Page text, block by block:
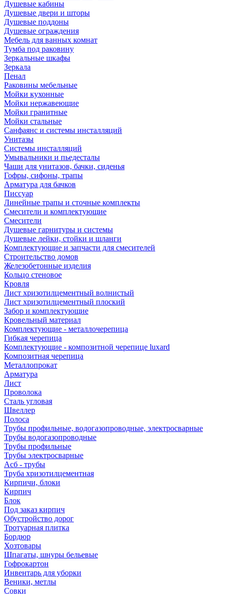
Душевые кабины
Душевые двери и шторы
Душевые поддоны
Душевые ограждения
Мебель для ванных комнат
Тумба под раковину
Зеркальные шкафы
Зеркала
Пенал
Раковины мебельные
Мойки кухонные
Мойки нержавеющие
Мойки гранитные
Мойки стальные
Санфаянс и системы инсталляций
Унитазы
Системы инсталляций
Умывальники и пьедесталы
Чаши для унитазов, бачки, сиденья
Гофры, сифоны, трапы
Арматура для бачков
Писсуар
Линейные трапы и сточные комплекты
Смесители и комплектующие
Смесители
Душевые гарнитуры и системы
Душевые лейки, стойки и шланги
Комплектующие и запчасти для смесителей
Строительство домов
Железобетонные изделия
Кольцо стеновое
Кровля
Лист хризотилцементный волнистый
Лист хризотилцементный плоский
Забор и комплектующие
Кровельный материал
Комплектующие - металлочерепица
Гибкая черепица
Комплектующие - композитной черепице luxard
Композитная черепица
Металлопрокат
Арматура
Лист
Проволока
Сталь угловая
Швеллер
Полоса
Трубы профильные, водогазопроводные, электросварные
Трубы водогазопроводные
Трубы профильные
Трубы электросварные
Асб - трубы
Труба хризотилцементная
Кирпичи, блоки
Кирпич
Блок
Под заказ кирпич
Обустройство дорог
Тротуарная плитка
Бордюр
Хозтовары
Шпагаты, шнуры бельевые
Гофрокартон
Инвентарь для уборки
Веники, метлы
Совки